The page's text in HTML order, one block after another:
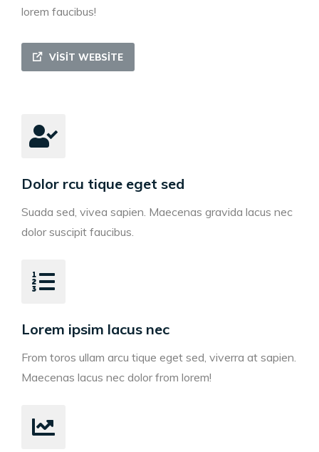
lorem faucibus!
VISIT WEBSITE
Dolor rcu tique eget sed
Suada sed, vivea sapien. Maecenas gravida lacus nec
dolor suscipit faucibus.
Lorem ipsim lacus nec
From toros ullam arcu tique eget sed, viverra at sapien.
Maecenas lacus nec dolor from lorem!